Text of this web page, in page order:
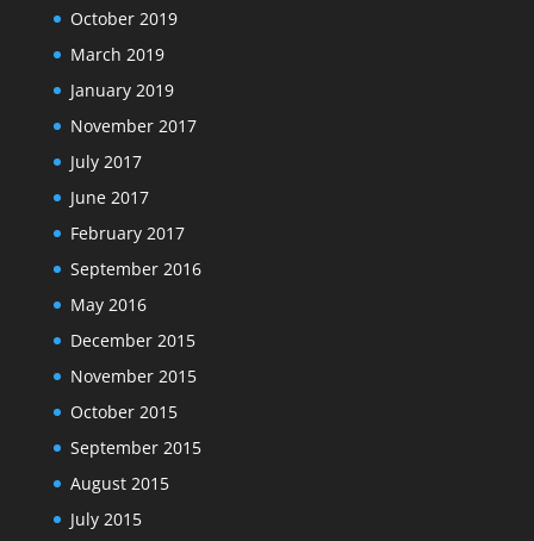
October 2019
March 2019
January 2019
November 2017
July 2017
June 2017
February 2017
September 2016
May 2016
December 2015
November 2015
October 2015
September 2015
August 2015
July 2015